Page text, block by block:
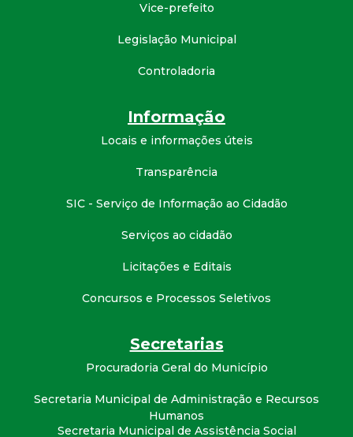
Vice-prefeito
Legislação Municipal
Controladoria
Informação
Locais e informações úteis
Transparência
SIC - Serviço de Informação ao Cidadão
Serviços ao cidadão
Licitações e Editais
Concursos e Processos Seletivos
Secretarias
Procuradoria Geral do Município
Secretaria Municipal de Administração e Recursos
Humanos
Secretaria Municipal de Assistência Social